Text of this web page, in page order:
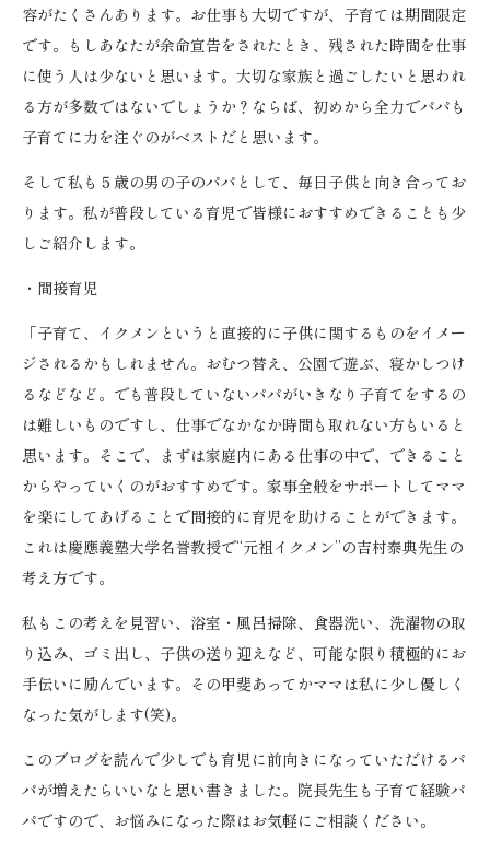
容がたくさんあります。お仕事も大切ですが、子育ては期間限定
です。もしあなたが余命宣告をされたとき、残された時間を仕事
に使う人は少ないと思います。大切な家族と過ごしたいと思われ
る方が多数ではないでしょうか？ならば、初めから全力でパパも
子育てに力を注ぐのがベストだと思います。
そして私も５歳の男の子のパパとして、毎日子供と向き合ってお
ります。私が普段している育児で皆様におすすめできることも少
しご紹介します。
・間接育児
「子育て、イクメンというと直接的に子供に関するものをイメー
ジされるかもしれません。おむつ替え、公園で遊ぶ、寝かしつけ
るなどなど。でも普段していないパパがいきなり子育てをするの
は難しいものですし、仕事でなかなか時間も取れない方もいると
思います。そこで、まずは家庭内にある仕事の中で、できること
からやっていくのがおすすめです。家事全般をサポートしてママ
を楽にしてあげることで間接的に育児を助けることができます。
これは慶應義塾大学名誉教授で“元祖イクメン”の吉村泰典先生の
考え方です。
私もこの考えを見習い、浴室・風呂掃除、食器洗い、洗濯物の取
り込み、ゴミ出し、子供の送り迎えなど、可能な限り積極的にお
手伝いに励んでいます。その甲斐あってかママは私に少し優しく
なった気がします(笑)。
このブログを読んで少しでも育児に前向きになっていただけるパ
パが増えたらいいなと思い書きました。院長先生も子育て経験パ
パですので、お悩みになった際はお気軽にご相談ください。